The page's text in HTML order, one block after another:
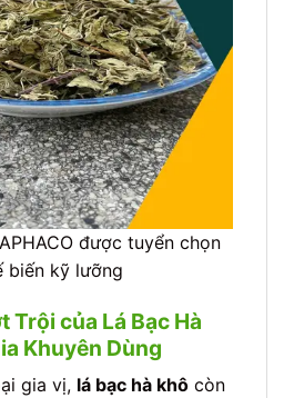
được tuyển chọn
biến kỹ lưỡng
Trội của Lá Bạc Hà
Khuyên Dùng
gia vị, lá bạc hà khô còn